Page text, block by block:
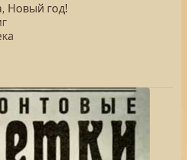
Новый год!